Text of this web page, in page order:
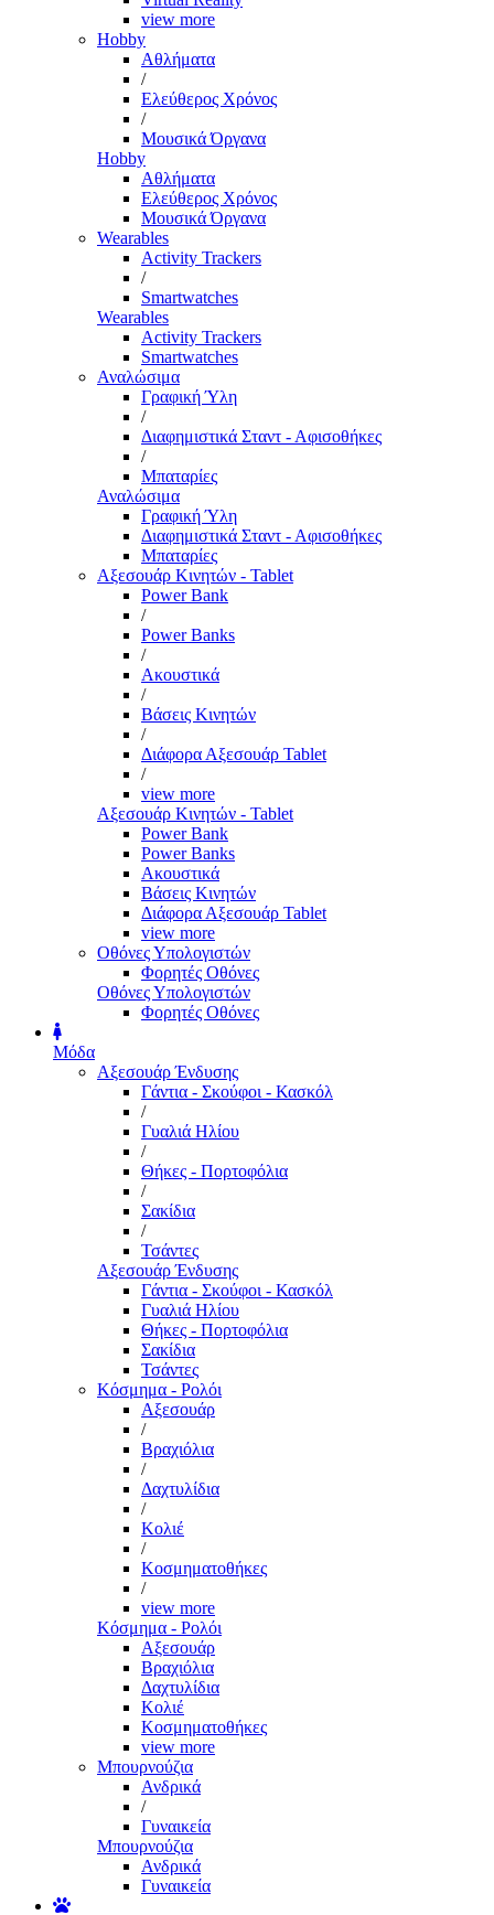
view more
Hobby
Αθλήματα
/
Ελεύθερος Χρόνος
/
Μουσικά Όργανα
Hobby
Αθλήματα
Ελεύθερος Χρόνος
Μουσικά Όργανα
Wearables
Activity Trackers
/
Smartwatches
Wearables
Activity Trackers
Smartwatches
Αναλώσιμα
Γραφική Ύλη
/
Διαφημιστικά Σταντ - Αφισοθήκες
/
Μπαταρίες
Αναλώσιμα
Γραφική Ύλη
Διαφημιστικά Σταντ - Αφισοθήκες
Μπαταρίες
Αξεσουάρ Κινητών - Tablet
Power Bank
/
Power Banks
/
Ακουστικά
/
Βάσεις Κινητών
/
Διάφορα Αξεσουάρ Tablet
/
view more
Αξεσουάρ Κινητών - Tablet
Power Bank
Power Banks
Ακουστικά
Βάσεις Κινητών
Διάφορα Αξεσουάρ Tablet
view more
Οθόνες Υπολογιστών
Φορητές Οθόνες
Οθόνες Υπολογιστών
Φορητές Οθόνες
Μόδα
Αξεσουάρ Ένδυσης
Γάντια - Σκούφοι - Κασκόλ
/
Γυαλιά Ηλίου
/
Θήκες - Πορτοφόλια
/
Σακίδια
/
Τσάντες
Αξεσουάρ Ένδυσης
Γάντια - Σκούφοι - Κασκόλ
Γυαλιά Ηλίου
Θήκες - Πορτοφόλια
Σακίδια
Τσάντες
Κόσμημα - Ρολόι
Αξεσουάρ
/
Βραχιόλια
/
Δαχτυλίδια
/
Κολιέ
/
Κοσμηματοθήκες
/
view more
Κόσμημα - Ρολόι
Αξεσουάρ
Βραχιόλια
Δαχτυλίδια
Κολιέ
Κοσμηματοθήκες
view more
Μπουρνούζια
Ανδρικά
/
Γυναικεία
Μπουρνούζια
Ανδρικά
Γυναικεία